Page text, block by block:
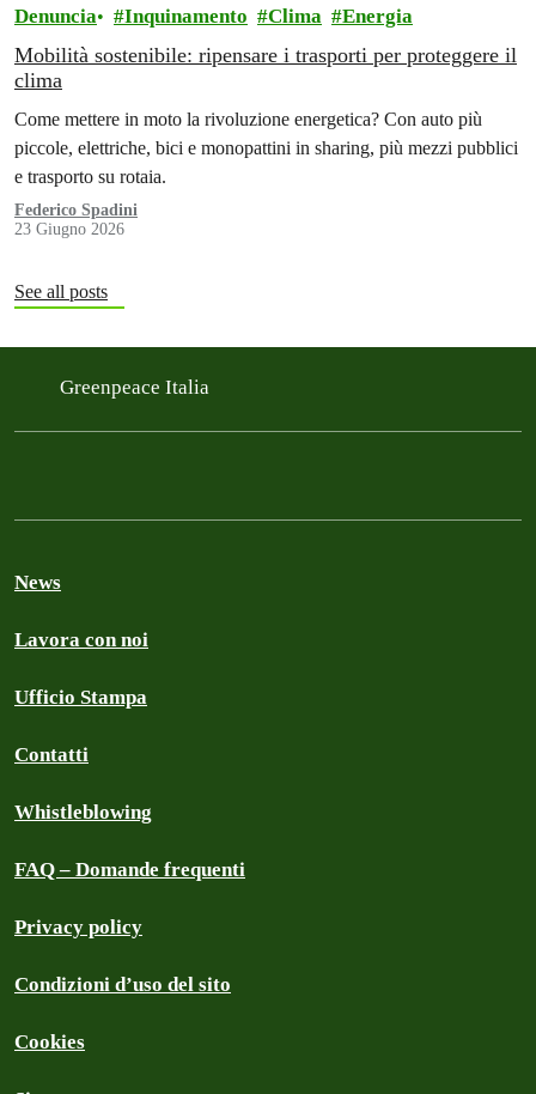
Denuncia Inquinamento Clima Energia
Mobilità sostenibile: ripensare i trasporti per proteggere il
clima
Come mettere in moto la rivoluzione energetica? Con auto più
piccole, elettriche, bici e monopattini in sharing, più mezzi pubblici
e trasporto su rotaia.
Federico Spadini
23 Giugno 2026
See all posts
Greenpeace Italia
News
Lavora con noi
Ufficio Stampa
Contatti
Whistleblowing
FAQ – Domande frequenti
Privacy policy
Condizioni d’uso del sito
Cookies